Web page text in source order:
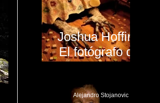
Joshua Hoffine:
El fotógrafo del
Alejandro Stojanovic